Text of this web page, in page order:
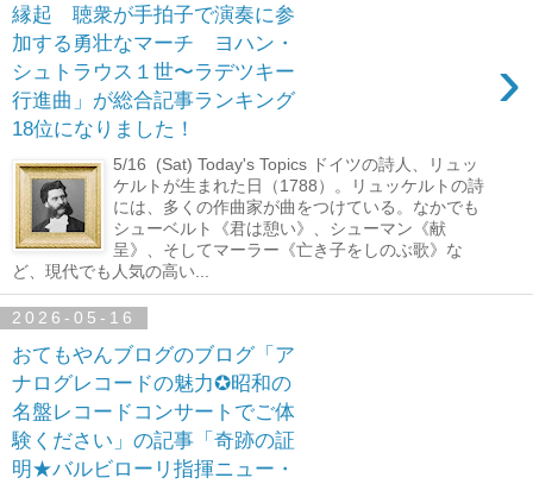
縁起 聴衆が手拍子で演奏に参
加する勇壮なマーチ ヨハン・
シュトラウス１世〜ラデツキー
行進曲」が総合記事ランキング
18位になりました！
›
5/16 (Sat) Today's Topics ドイツの詩人、リュッ
ケルトが生まれた日（1788）。リュッケルトの詩
には、多くの作曲家が曲をつけている。なかでも
シューベルト《君は憩い》、シューマン《献
呈》、そしてマーラー《亡き子をしのぶ歌》な
ど、現代でも人気の高い...
2026-05-16
おてもやんブログのブログ「ア
ナログレコードの魅力✪昭和の
名盤レコードコンサートでご体
験ください」の記事「奇跡の証
明★バルビローリ指揮ニュー・